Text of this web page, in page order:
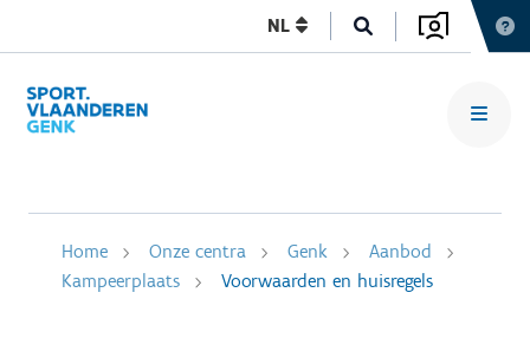
NL
Home Onze centra Genk
Aanbod
Kampeerplaats
Voorwaarden en huisregels